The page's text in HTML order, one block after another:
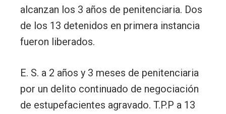
alcanzan los 3 años de penitenciaria. Dos
de los 13 detenidos en primera instancia
fueron liberados.
E. S. a 2 años y 3 meses de penitenciaria
por un delito continuado de negociación
de estupefacientes agravado. T.P.P a 13